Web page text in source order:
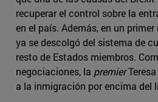
recuperar el control sobre la
en el país. Además, en un
ya se descolgó del sistema de
resto de Estados miembros.
negociaciones, la premier
a la inmigración por encima del